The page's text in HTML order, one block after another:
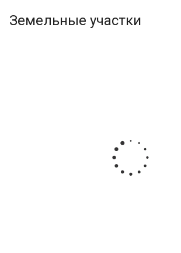
Земельные участки